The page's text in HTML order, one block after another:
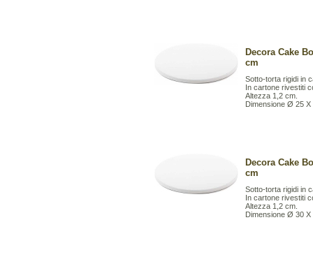
Decora Cake
cm
Sotto-torta rigidi in
In cartone rivestiti
Altezza 1,2 cm.
Dimensione Ø 25 X
Decora Cake
cm
Sotto-torta rigidi in
In cartone rivestiti
Altezza 1,2 cm.
Dimensione Ø 30 X